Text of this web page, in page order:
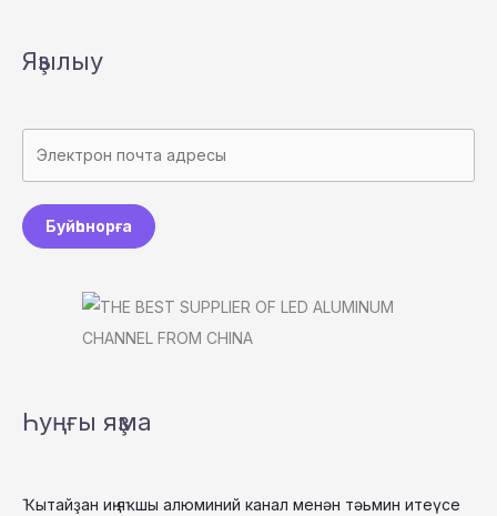
Яҙылыу
Буйһонорға
Һуңғы яҙма
Ҡытайҙан иң яҡшы алюминий канал менән тәьмин итеүсе